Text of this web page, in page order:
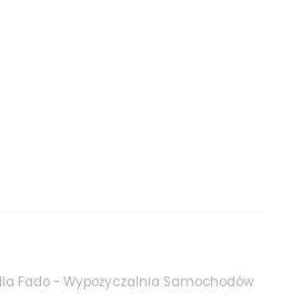
Fado - Wypożyczalnia Samochodów